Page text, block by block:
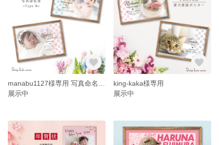
展示中
king-kaka様専用
展示中